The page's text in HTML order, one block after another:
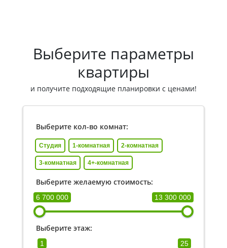
Выберите параметры
квартиры
и получите подходящие планировки с ценами!
Выберите кол-во комнат:
Студия 1-комнатная 2-комнатная
3-комнатная 4+-комнатная
Выберите желаемую стоимость:
6 700 000 13 300 000
Выберите этаж:
1 25